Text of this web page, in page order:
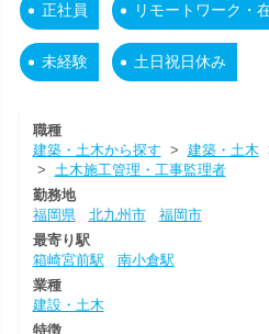
正社員 リモートワーク・
未経験 土日祝日休み
職種
建築・土木から探す > 建築・土木
> 土木施工管理・工事監理者
勤務地
福岡県
北九州市
福岡市
最寄り駅
箱崎宮前駅
南小倉駅
業種
建設・土木
特徴